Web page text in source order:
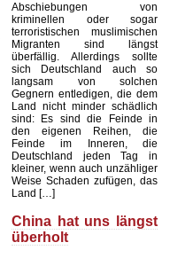
Abschiebungen von
kriminellen oder sogar
terroristischen muslimischen
Migranten sind längst
überfällig. Allerdings sollte
sich Deutschland auch so
langsam von solchen
Gegnern entledigen, die dem
Land nicht minder schädlich
sind: Es sind die Feinde in
den eigenen Reihen, die
Feinde im Inneren, die
Deutschland jeden Tag in
kleiner, wenn auch unzähliger
Weise Schaden zufügen, das
Land […]
China hat uns längst
überholt